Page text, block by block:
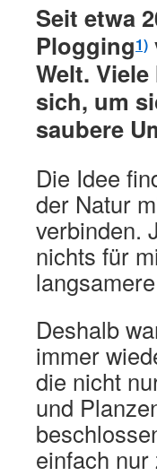
Seit etwa
Plogging1)
Welt.
sich, um
saubere
Die Idee
der Natur
verbinden.
nichts für
Deshalb
immer
die nicht
und
einfach nur